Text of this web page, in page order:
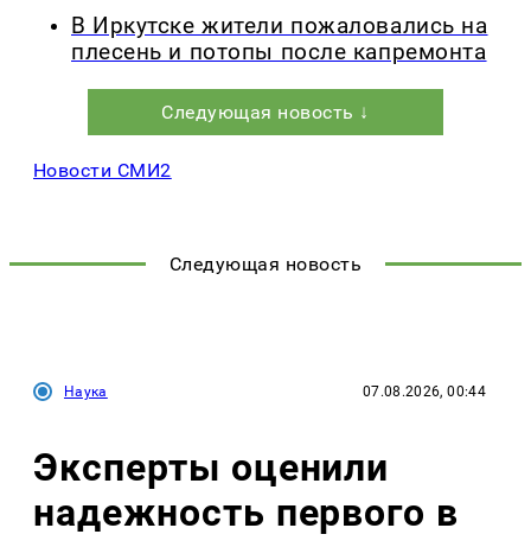
В Иркутске жители пожаловались на
плесень и потопы после капремонта
Следующая новость ↓
Новости СМИ2
Следующая новость
Наука 07.08.2026, 00:44
Эксперты оценили
надежность первого в